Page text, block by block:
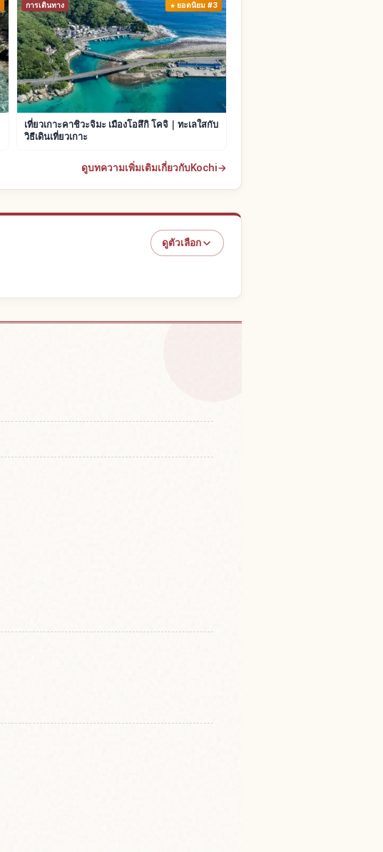
การเดินทาง ยอดนิยม #3
เที่ยวเกาะคาชิวะจิมะ เมืองโอสึกิ โคจิ｜ทะเลใสกับ
วิธีเดินเที่ยวเกาะ
ดูบทความเพิ่มเติมเกี่ยวกับKochi→
ดูตัวเลือก